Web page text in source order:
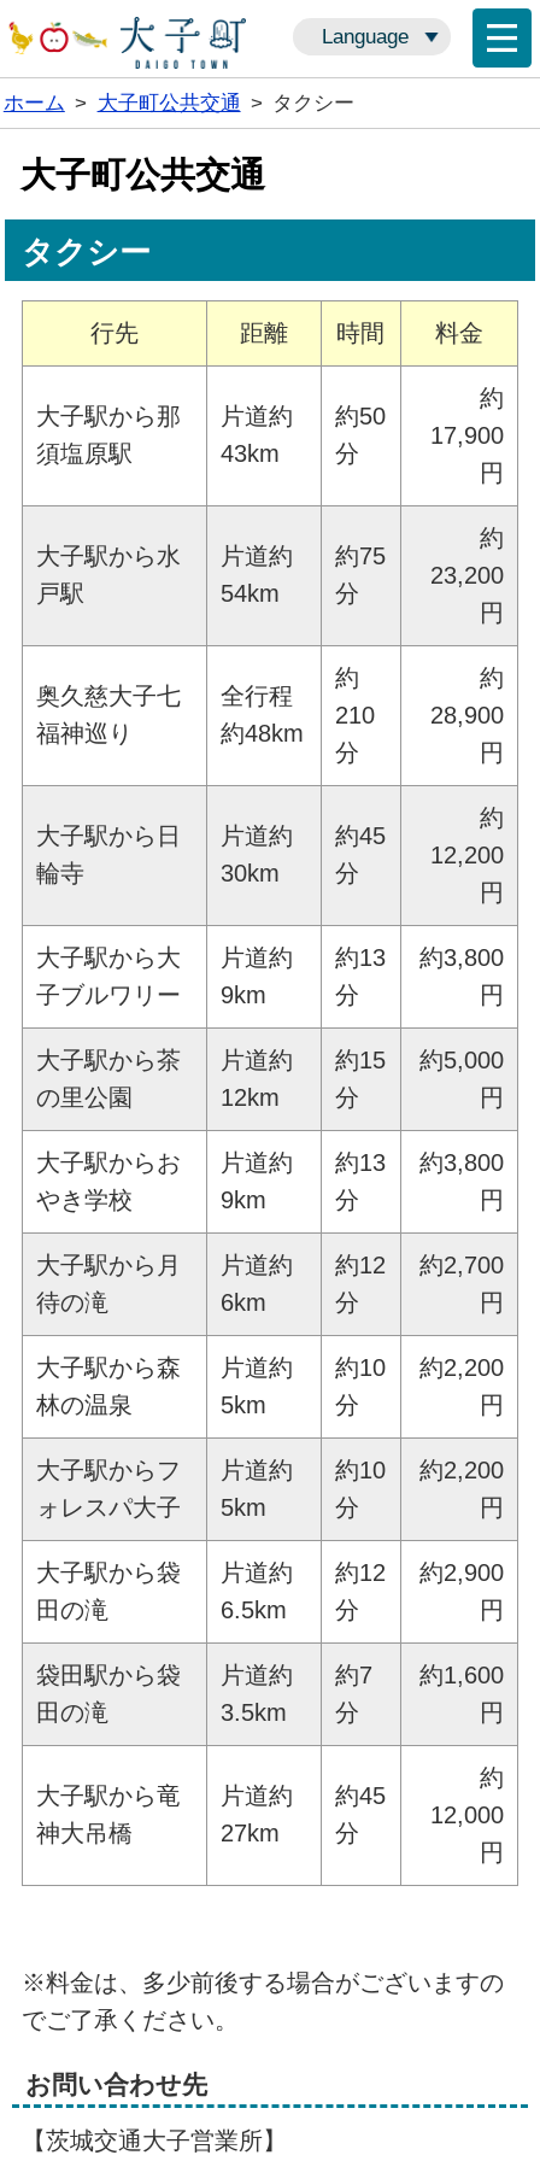
Language
ホーム > 大子町公共交通 > タクシー
大子町公共交通
タクシー
行先 距離 時間 料金
大子駅から那
須塩原駅
片道約
43km
約50
分
約
17,900
円
大子駅から水
戸駅
片道約
54km
約75
分
約
23,200
円
奥久慈大子七
福神巡り
全行程
約48km
約
210
分
約
28,900
円
大子駅から日
輪寺
片道約
30km
約45
分
約
12,200
円
大子駅から大
子ブルワリー
片道約
9km
約13
分
約3,800
円
大子駅から茶
の里公園
片道約
12km
約15
分
約5,000
円
大子駅からお
やき学校
片道約
9km
約13
分
約3,800
円
大子駅から月
待の滝
片道約
6km
約12
分
約2,700
円
大子駅から森
林の温泉
片道約
5km
約10
分
約2,200
円
大子駅からフ
ォレスパ大子
片道約
5km
約10
分
約2,200
円
大子駅から袋
田の滝
片道約
6.5km
約12
分
約2,900
円
袋田駅から袋
田の滝
片道約
3.5km
約7
分
約1,600
円
大子駅から竜
神大吊橋
片道約
27km
約45
分
約
12,000
円
※料金は、多少前後する場合がございますの
でご了承ください。
お問い合わせ先
【茨城交通大子営業所】